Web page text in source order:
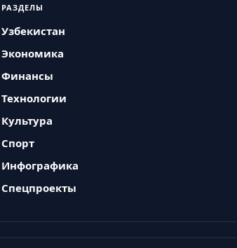
РАЗДЕЛЫ
Узбекистан
Экономика
Финансы
Технологии
Культура
Спорт
Инфографика
Спецпроекты